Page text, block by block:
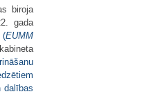
biroja
gada
(EUMM
dalības